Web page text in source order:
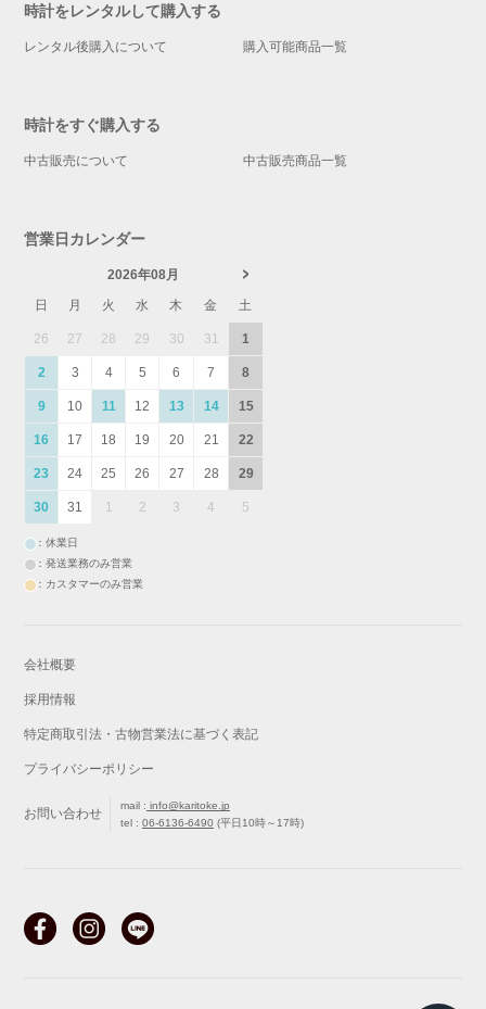
時計をレンタルして購入する
レンタル後購入について 購入可能商品一覧
時計をすぐ購入する
中古販売について 中古販売商品一覧
営業日カレンダー
2026年08月
日
月 火 水 木 金 土
26 27 28 29 30 31 1
2 3 4 5 6 7 8
9 10 11 12 13 14 15
16 17 18 19 20 21 22
23 24 25 26 27 28 29
30 31 1 2 3 4 5
：休業日
：発送業務のみ営業
：カスタマーのみ営業
会社概要
採用情報
特定商取引法・古物営業法に基づく表記
プライバシーポリシー
お問い合わせ
mail : info@karitoke.jp
tel :06-6136-6490 (平日10時～17時)